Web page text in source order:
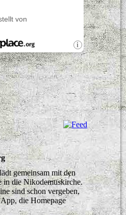
gemeinsam mit den
in die Nikodemuskirche.
sind schon vergeben,
die Homepage